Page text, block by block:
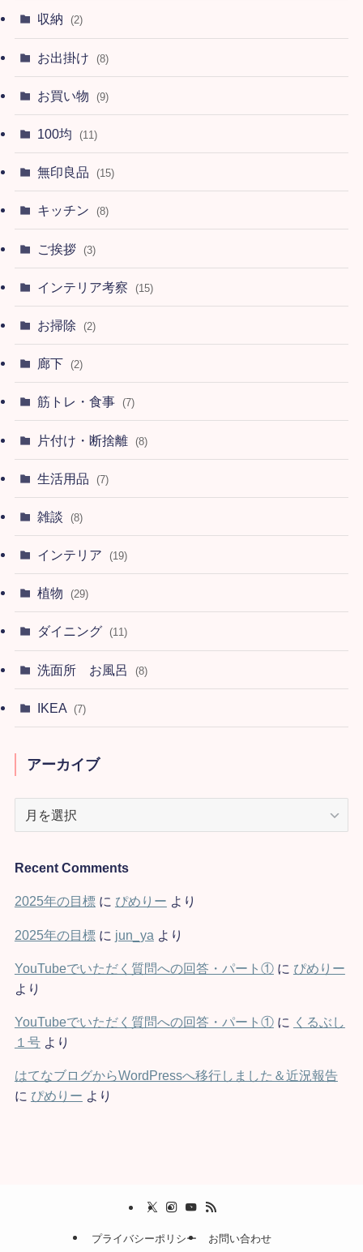
収納 (2)
お出掛け (8)
お買い物 (9)
100均 (11)
無印良品 (15)
キッチン (8)
ご挨拶 (3)
インテリア考察 (15)
お掃除 (2)
廊下 (2)
筋トレ・食事 (7)
片付け・断捨離 (8)
生活用品 (7)
雑談 (8)
インテリア (19)
植物 (29)
ダイニング (11)
洗面所 お風呂 (8)
IKEA (7)
アーカイブ
イ
Recent Comments
2025年の目標に ぴめりー より
2025年の目標に jun_ya より
YouTubeでいただく質問への回答・パート①に ぴめりー
より
YouTubeでいただく質問への回答・パート①に くるぶし
１号より
はてなブログからWordPressへ移行しました＆近況報告
に ぴめりー より
プライバシーポリシー お問い合わせ